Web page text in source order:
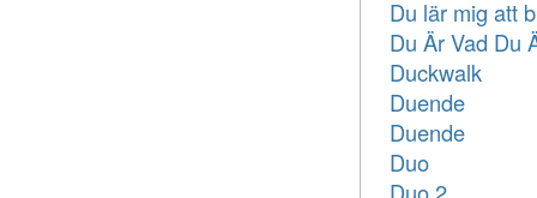
Du lär mig att
Du Är Vad Du
Duckwalk
Duende
Duende
Duo